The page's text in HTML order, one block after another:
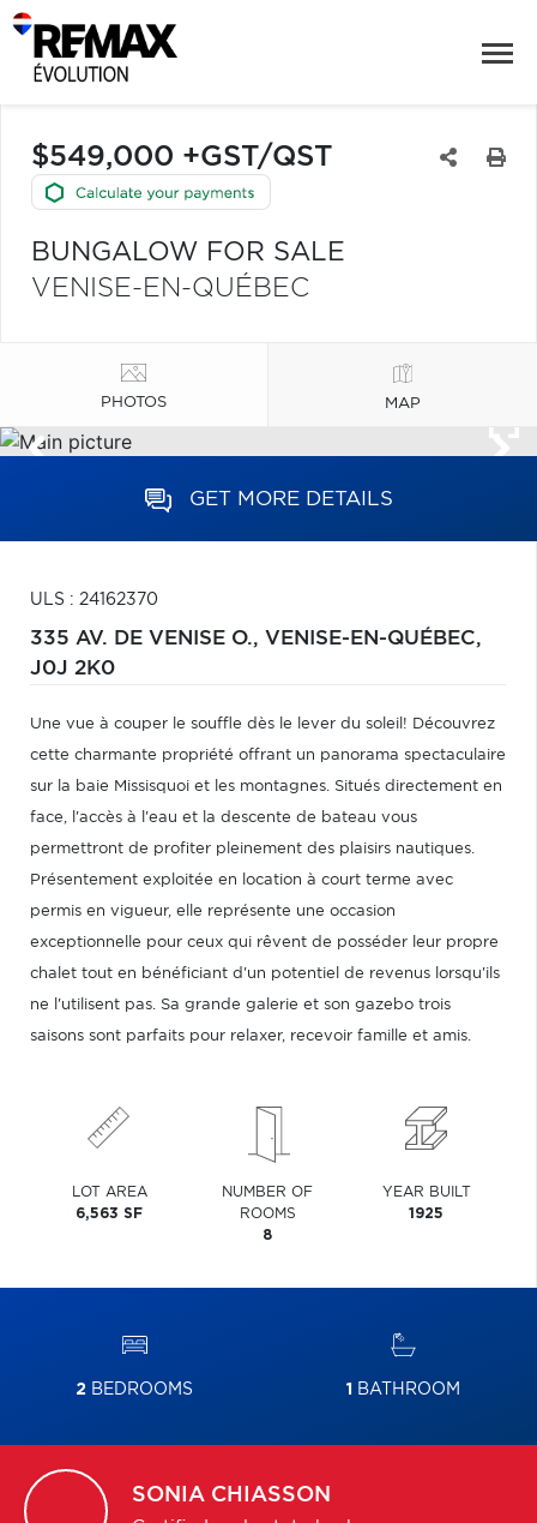
$549,000 +GST/QST
BUNGALOW FOR SALE
VENISE-EN-QUÉBEC
PHOTOS MAP
GET MORE DETAILS
ULS : 24162370
335 AV. DE VENISE O., VENISE-EN-QUÉBEC,
J0J 2K0
Une vue à couper le souffle dès le lever du soleil! Découvrez
cette charmante propriété offrant un panorama spectaculaire
sur la baie Missisquoi et les montagnes. Situés directement en
face, l'accès à l'eau et la descente de bateau vous
permettront de profiter pleinement des plaisirs nautiques.
Présentement exploitée en location à court terme avec
permis en vigueur, elle représente une occasion
exceptionnelle pour ceux qui rêvent de posséder leur propre
chalet tout en bénéficiant d'un potentiel de revenus lorsqu'ils
ne l'utilisent pas. Sa grande galerie et son gazebo trois
saisons sont parfaits pour relaxer, recevoir famille et amis.
LOT AREA
6,563 SF
NUMBER OF
ROOMS
8
YEAR BUILT
1925
2 BEDROOMS 1 BATHROOM
SONIA CHIASSON